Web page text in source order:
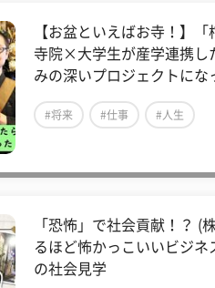
【お盆といえばお寺！】
寺院×大学生が産学連携し
みの深いプロジェクトにな
#将来 #仕事 #人生
「恐怖」で社会貢献！？ (
るほど怖かっこいいビジネ
の社会見学